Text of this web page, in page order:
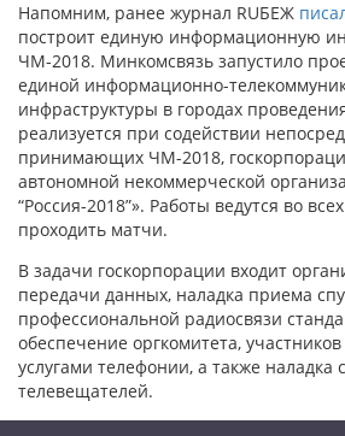
Напомним, ранее журнал RUБЕЖ
построит единую информационную
ЧМ-2018. Минкомсвязь запустило
единой информационно-
инфраструктуры в городах
реализуется при содействии
принимающих ЧМ-2018,
автономной некоммерческой
“Россия-2018”». Работы ведутся во
проходить матчи.
В задачи госкорпорации входит
передачи данных, наладка приема
профессиональной радиосвязи
обеспечение оргкомитета,
услугами телефонии, а также наладка
телевещателей.